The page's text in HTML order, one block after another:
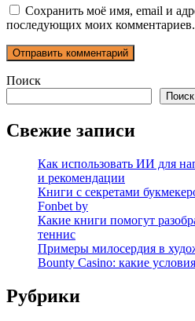
Сохранить моё имя, email и
последующих моих комментариев.
Поиск
Поиск
Свежие записи
Как использовать ИИ для
и рекомендации
Книги с секретами
Fonbet by
Какие книги помогут
теннис
Примеры милосердия в
Bounty Casino: какие
Рубрики